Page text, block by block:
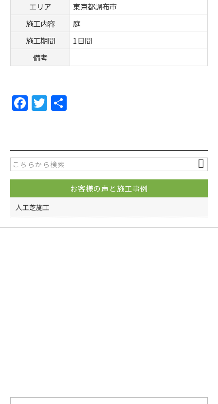
エリア
東京都調布市
施工内容
庭
施工期間
1日間
備考
F
a
e
b
o
o
k
T
w
er
お客様の声と施工事例
人工芝施工